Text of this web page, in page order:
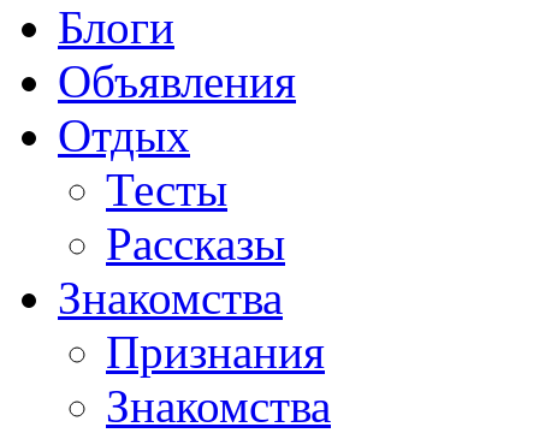
Блоги
Объявления
Отдых
Тесты
Рассказы
Знакомства
Признания
Знакомства